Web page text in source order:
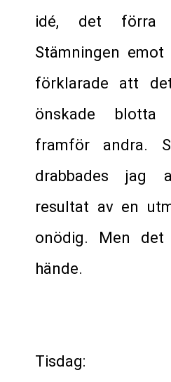
idé, det förra
Stämningen
förklarade att
önskade blotta
framför andra.
drabbades jag
resultat av en
onödig. Men
hände.
Tisdag: